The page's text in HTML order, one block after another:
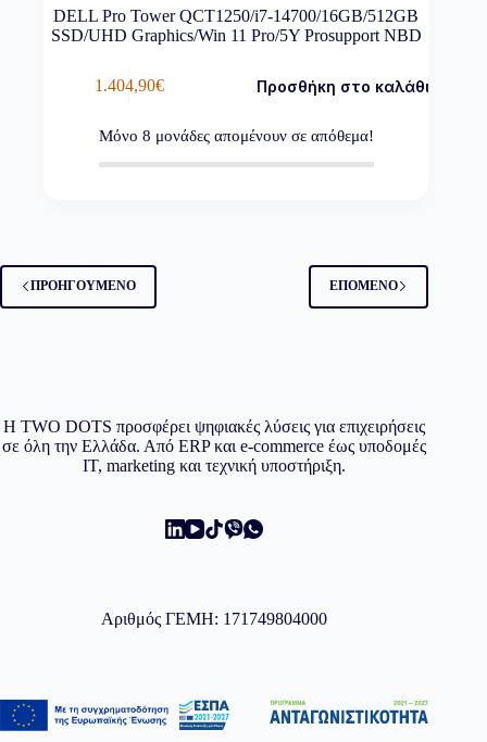
DELL Pro Tower QCT1250/i7-14700/16GB/512GB
SSD/UHD Graphics/Win 11 Pro/5Y Prosupport NBD
1.404,90€ Προσθήκη στο καλάθι
Μόνο 8 μονάδες απομένουν σε απόθεμα!
ΠΡΟΗΓΟΎΜΕΝΟ ΕΠΌΜΕΝΟ
Η TWO DOTS προσφέρει ψηφιακές λύσεις για επιχειρήσεις
σε όλη την Ελλάδα. Από ERP και e-commerce έως υποδομές
IT, marketing και τεχνική υποστήριξη.
Αριθμός ΓΕΜΗ: 171749804000